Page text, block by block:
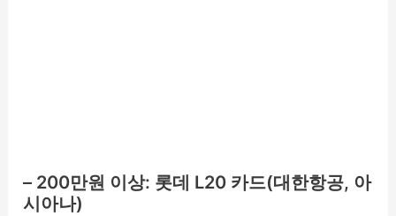
– 200만원 이상: 롯데 L20 카드(대한항공, 아
시아나)